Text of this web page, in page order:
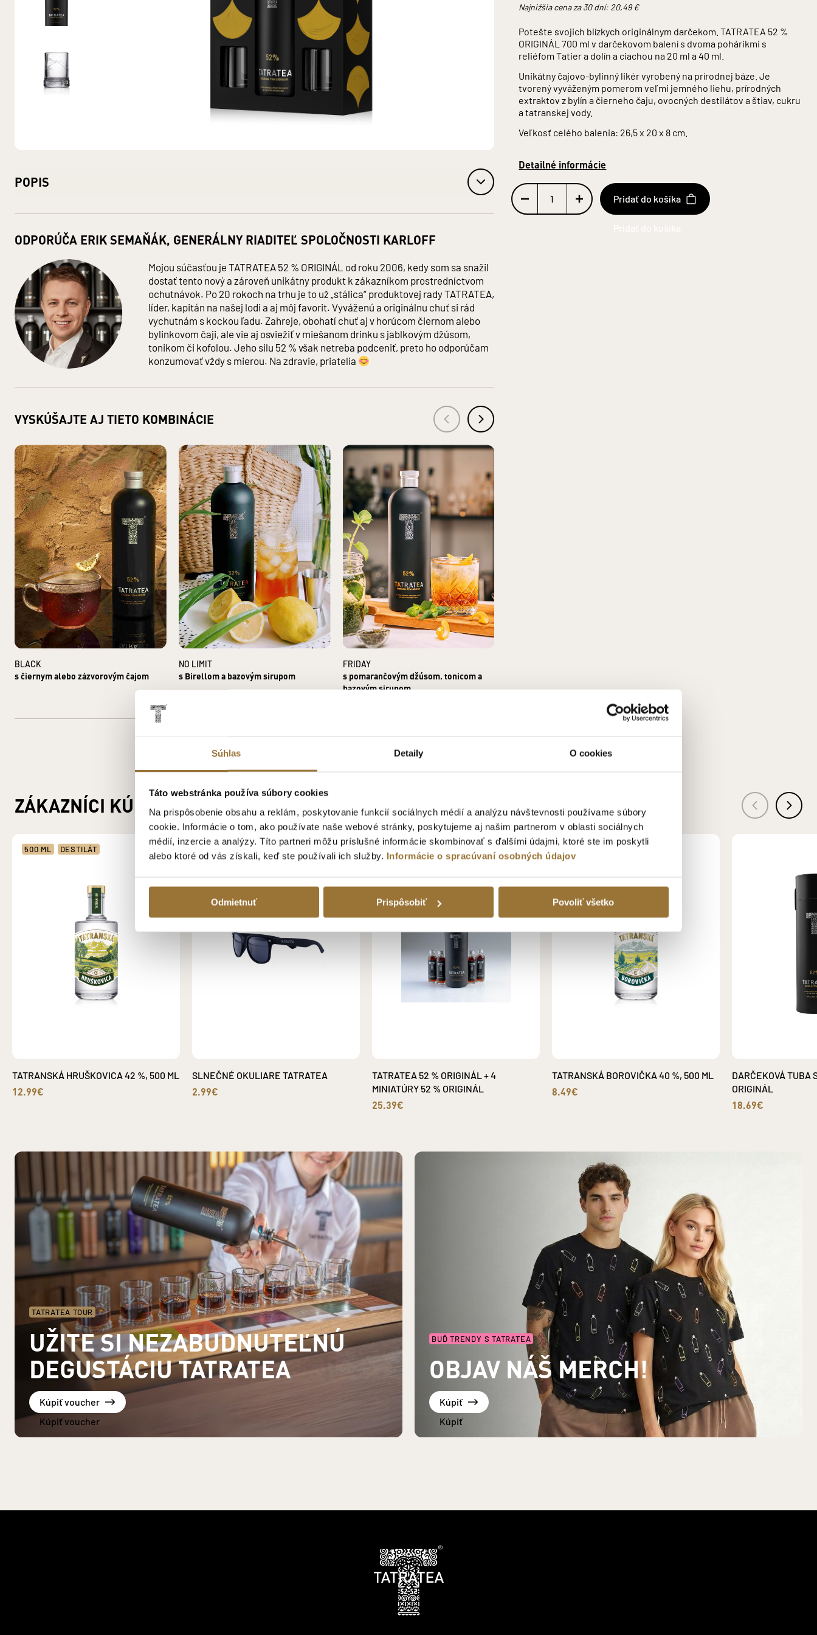
Súhlas Detaily O cookies
Táto webstránka používa súbory cookies
Na prispôsobenie obsahu a reklám, poskytovanie funkcií sociálnych médií a analýzu návštevnosti používame súbory
cookie. Informácie o tom, ako používate naše webové stránky, poskytujeme aj našim partnerom v oblasti sociálnych
médií, inzercie a analýzy. Títo partneri môžu príslušné informácie skombinovať s ďalšími údajmi, ktoré ste im poskytli
alebo ktoré od vás získali, keď ste používali ich služby. Informácie o spracúvaní osobných údajov
Odmietnuť Prispôsobiť Povoliť všetko
Najnižšia cena za 30 dní: 20,49€
Potešte svojich blízkych originálnym darčekom.TATRATEA 52 %
ORIGINÁL 700 ml v darčekovom balení s dvoma pohárikmi s
reliéfom Tatier a dolín a ciachou na 20 ml a 40 ml.
Unikátny čajovo-bylinný likér vyrobený na prírodnej báze. Je
tvorený vyváženým pomerom veľmi jemného liehu, prírodných
extraktov z bylín a čierneho čaju, ovocných destilátov a štiav, cukru
a tatranskej vody.
Veľkosť celého balenia: 26,5 x 20 x 8 cm.
Detailné informácie
Pridať do košíka
POPIS
Fľaša: sklo - štandardne recyklované
Pohárik: sklo 50 ml
TATRATEA 52 % ORIGINAL
obj. 52% alk.
Obsah alkoholu: 52 %
Objem: 0,7l
Jednotka (špecificky): Litre
Zloženie:VODA, LIEH, BYLINNÉ A ČAJOVÉ EXTRAKTY, OVOCNÉ ARÓMY A DESTILÁTY, CUKOR, FARBIVO KARAMEL
Krajina pôvodu: Slovensko
Druh alkoholu: Likéry
Základná zložka produktu: LIEH
Bezpečnostné informácie:Zákaz predaja alkoholických nápojov osobám mladším ako 18 rokov a osobám zjavne
a prevádzke protialkoholických záchytných služieb.
VÝROBCA: TATRA DISTILLERY s. r. o., Pradiareň 40, 060 01 Kežmarok IČO: 43937721
ODPORÚČA ERIK SEMAŇÁK, GENERÁLNY RIADITEĽ SPOLOČNOSTI KARLOFF
Mojou súčasťou je TATRATEA 52 % ORIGINÁL od roku 2006, kedy som sa snažil
dostať tento nový a zároveň unikátny produkt k zákazníkom prostredníctvom
ochutnávok. Po 20 rokoch na trhu je to už „stálica“ produktovej rady TATRATEA,
líder, kapitán na našej lodi a aj môj favorit. Vyváženú a originálnu chuť si rád
vychutnám s kockou ľadu. Zahreje, obohatí chuť aj v horúcom čiernom alebo
bylinkovom čaji, ale vie aj osviežiť v miešanom drinku s jablkovým džúsom,
tonikom či kofolou. Jeho silu 52 % však netreba podceniť, preto ho odporúčam
konzumovať vždy s mierou. Na zdravie, priatelia
VYSKÚŠAJTE AJ TIETO KOMBINÁCIE
BLACK
s čiernym alebo zázvorovým čajom
NO LIMIT
s Birellom a bazovým sirupom
FRIDAY
s pomarančovým džúsom. tonicom a
bazovým sirupom
ZÁKAZNÍCI KÚPILI AJ
500 ML DESTILÁT
TATRANSKÁ HRUŠKOVICA 42 %, 500 ML
12.99€
SLNEČNÉ OKULIARE TATRATEA
2.99€
TATRATEA 52 % ORIGINÁL + 4
MINIATÚRY 52 % ORIGINÁL
25.39€
NOVINKA
TATRANSKÁ BOROVIČKA 40 %, 500 ML
8.49€
DARČEKOVÁ TUBA
ORIGINÁL
18.69€
TATRATEA TOUR
UŽITE SI NEZABUDNUTEĽNÚ
DEGUSTÁCIU TATRATEA
Kúpiť voucher
BUĎ TRENDY S TATRATEA
OBJAV NÁŠ MERCH!
Kúpiť